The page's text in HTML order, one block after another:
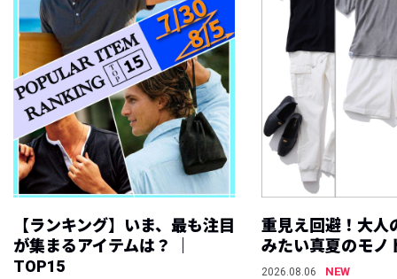
【ランキング】いま、最も注目
が集まるアイテムは？ ｜
TOP15
重見え回避！大人
みたい真夏のモノ
2026.08.06
NEW